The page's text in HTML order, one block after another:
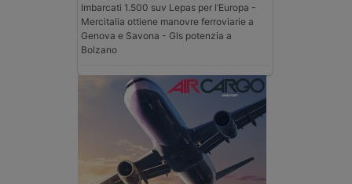
Imbarcati 1.500 suv Lepas per l’Europa -
Mercitalia ottiene manovre ferroviarie a
Genova e Savona - Gls potenzia a
Bolzano